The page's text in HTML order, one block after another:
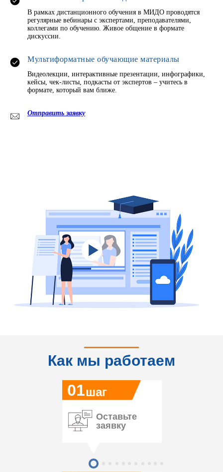
В рамках дистанционного обучения в МИДО проводятся
регулярные вебинары с экспертами, преподавателями,
коллегами по обучению. Живое общение в формате
дискуссии.
Мультиформатные обучающие материалы
Видеолекции, интерактивные презентации, инфографики,
кейсы, чек-листы, подкасты от экспертов – учитесь в
формате, который вам ближе.
Отправить заявку
Как мы работаем
01
Оставьте
заявку
шаг